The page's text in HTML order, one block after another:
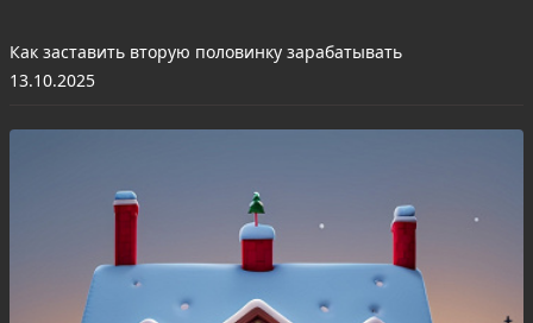
Как заставить вторую половинку зарабатывать
13.10.2025